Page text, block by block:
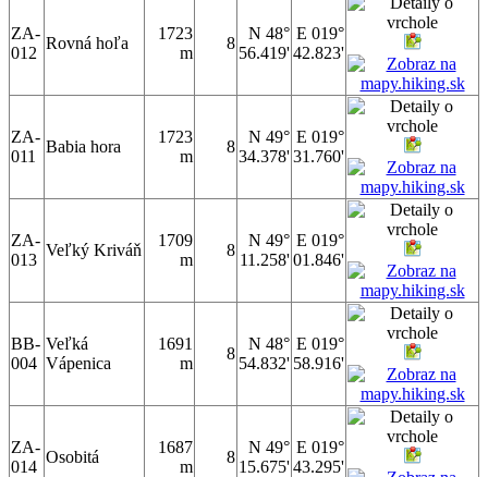
ZA-
012
Rovná hoľa
1723
m
8
N 48°
56.419'
E 019°
42.823'
ZA-
011
Babia hora
1723
m
8
N 49°
34.378'
E 019°
31.760'
ZA-
013
Veľký Kriváň
1709
m
8
N 49°
11.258'
E 019°
01.846'
BB-
004
Veľká
Vápenica
1691
m
8
N 48°
54.832'
E 019°
58.916'
ZA-
014
Osobitá
1687
m
8
N 49°
15.675'
E 019°
43.295'